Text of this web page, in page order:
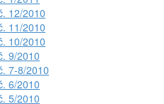
12/2010
11/2010
10/2010
9/2010
7-8/2010
6/2010
5/2010